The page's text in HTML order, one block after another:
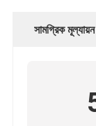
সামগ্রিক মূল্যায়ন